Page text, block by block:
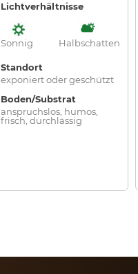
Lichtverhältnisse
Sonnig Halbschatten
Standort
exponiert oder geschützt
Boden/Substrat
anspruchslos, humos,
frisch, durchlässig